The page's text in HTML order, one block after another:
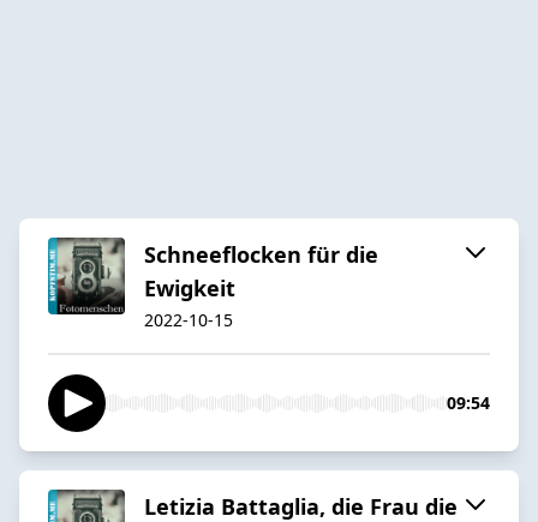
Schneeflocken für die
Ewigkeit
2022-10-15
09:54
Letizia Battaglia, die Frau die